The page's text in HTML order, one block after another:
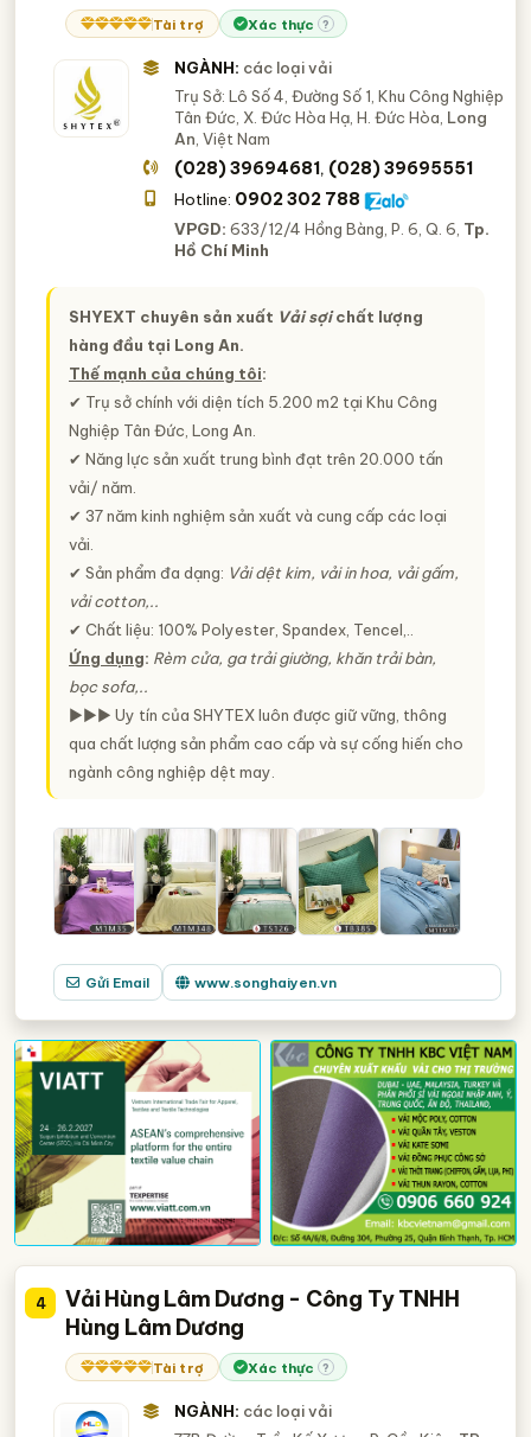
Tài trợ Xác thực ?
NGÀNH: các loại vải
Trụ Sở: Lô Số 4, Đường Số 1, Khu Công Nghiệp
Tân Đức, X. Đức Hòa Hạ, H. Đức Hòa, Long
An, Việt Nam
(028) 39694681, (028) 39695551
Hotline: 0902 302 788
VPGD: 633/12/4 Hồng Bàng, P. 6, Q. 6, Tp.
Hồ Chí Minh
SHYEXT chuyên sản xuất Vải sợichất lượng
hàng đầu tại Long An.
Thế mạnh của chúng tôi:
✔ Trụ sở chính với diện tích 5.200 m2 tại Khu Công
Nghiệp Tân Đức, Long An.
✔ Năng lực sản xuất trung bình đạt trên 20.000 tấn
vải/ năm.
✔ 37 năm kinh nghiệm sản xuất và cung cấp các loại
vải.
✔ Sản phẩm đa dạng: Vải dệt kim, vải in hoa, vải gấm,
vải cotton,..
✔ Chất liệu: 100% Polyester, Spandex, Tencel,..
Ứng dụng: Rèm cửa, ga trải giường, khăn trải bàn,
bọc sofa,..
►►► Uy tín của SHYTEX luôn được giữ vững, thông
qua chất lượng sản phẩm cao cấp và sự cống hiến cho
ngành công nghiệp dệt may.
Gửi Email www.songhaiyen.vn
4
Vải Hùng Lâm Dương - Công Ty TNHH
Hùng Lâm Dương
Tài trợ Xác thực ?
NGÀNH: các loại vải